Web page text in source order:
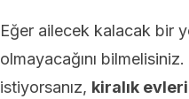
Eğer ailecek kalacak bir
olmayacağını
istiyorsanız, kiralık